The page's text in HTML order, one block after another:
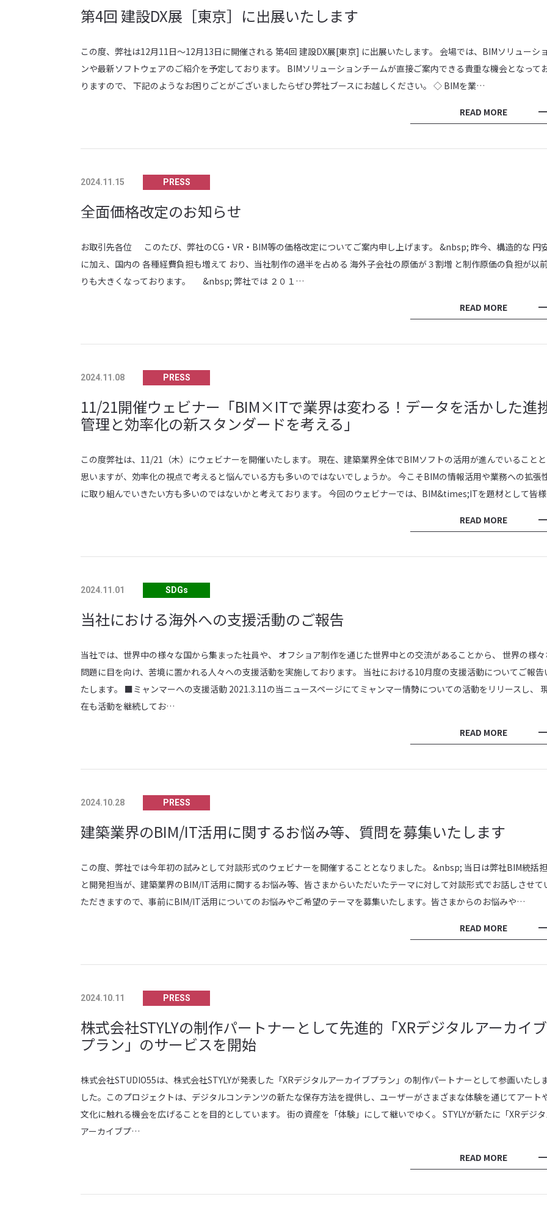
第4回 建設DX展［東京］に出展いたします
この度、弊社は12月11日～12月13日に開催される 第4回 建設DX展[東京] に出展いたします。 会場では、BIMソリューシ
ンや最新ソフトウェアのご紹介を予定しております。 BIMソリューションチームが直接ご案内できる貴重な機会となって
りますので、 下記のようなお困りごとがございましたらぜひ弊社ブースにお越しください。 ◇ BIMを業…
READ MORE
2024.11.15 PRESS
全面価格改定のお知らせ
お取引先各位 このたび、弊社のCG・VR・BIM等の価格改定についてご案内申し上げます。 &nbsp; 昨今、構造的な 円
に加え、国内の 各種経費負担も増えて おり、当社制作の過半を占める 海外子会社の原価が３割増 と制作原価の負担が以
りも大きくなっております。 &nbsp; 弊社では ２０１…
READ MORE
2024.11.08 PRESS
11/21開催ウェビナー「BIM×ITで業界は変わる！データを活かした進
管理と効率化の新スタンダードを考える」
この度弊社は、11/21（木）にウェビナーを開催いたします。 現在、建築業界全体でBIMソフトの活用が進んでいること
思いますが、効率化の視点で考えると悩んでいる方も多いのではないでしょうか。 今こそBIMの情報活用や業務への拡張
に取り組んでいきたい方も多いのではないかと考えております。 今回のウェビナーでは、BIM&times;ITを題材として皆
READ MORE
2024.11.01 SDGs
当社における海外への支援活動のご報告
当社では、世界中の様々な国から集まった社員や、 オフショア制作を通じた世界中との交流があることから、 世界の様
問題に目を向け、苦境に置かれる人々への支援活動を実施しております。 当社における10月度の支援活動についてご報告
たします。 ■ミャンマーへの支援活動 2021.3.11の当ニュースページにてミャンマー情勢についての活動をリリースし、
在も活動を継続してお…
READ MORE
2024.10.28 PRESS
建築業界のBIM/IT活用に関するお悩み等、質問を募集いたします
この度、弊社では今年初の試みとして対談形式のウェビナーを開催することとなりました。 &nbsp; 当日は弊社BIM統括
と開発担当が、建築業界のBIM/IT活用に関するお悩み等、皆さまからいただいたテーマに対して対談形式でお話しさせて
ただきますので、​​​​事前にBIM/IT活用についてのお悩みやご希望のテーマを募集いたします。 ​​ 皆さまからのお悩みや…
READ MORE
2024.10.11 PRESS
株式会社STYLYの制作パートナーとして先進的「XRデジタルアーカイブ
プラン」のサービスを開始
株式会社STUDIO55は、株式会社STYLYが発表した「XRデジタルアーカイブプラン」の制作パートナーとして参画いたし
した。このプロジェクトは、デジタルコンテンツの新たな保存方法を提供し、ユーザーがさまざまな体験を通じてアート
文化に触れる機会を広げることを目的としています。 街の資産を「体験」にして継いでゆく。 STYLYが新たに「XRデジ
アーカイブプ…
READ MORE